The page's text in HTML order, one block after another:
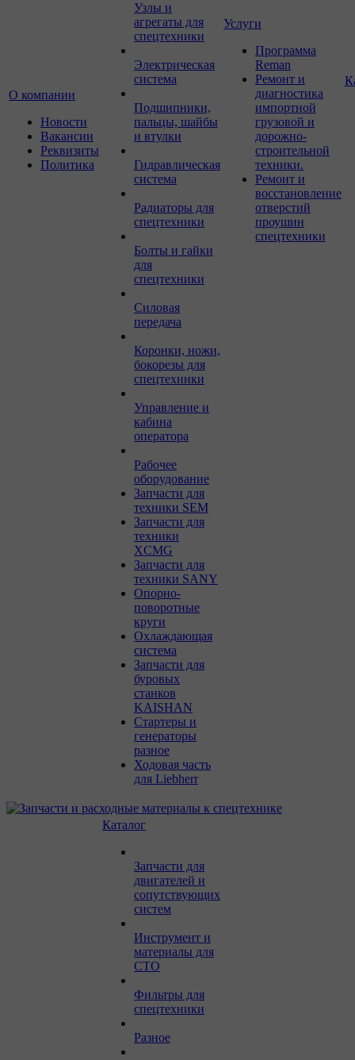
О компании
Новости
Вакансии
Реквизиты
Политика
Узлы и
агрегаты для
спецтехники
Электрическая
система
Подшипники,
пальцы, шайбы
и втулки
Гидравлическая
система
Радиаторы для
спецтехники
Болты и гайки
для
спецтехники
Силовая
передача
Коронки, ножи,
бокорезы для
спецтехники
Управление и
кабина
оператора
Рабочее
оборудование
Запчасти для
техники SEM
Запчасти для
техники
XCMG
Запчасти для
техники SANY
Опорно-
поворотные
круги
Охлаждающая
система
Запчасти для
буровых
станков
KAISHAN
Стартеры и
генераторы
разное
Ходовая часть
для Liebherr
Услуги
Программа
Reman
Ремонт и
диагностика
импортной
грузовой и
дорожно-
строительной
техники.
Ремонт и
восстановление
отверстий
проушин
спецтехники
Каталог
Запчасти для
двигателей и
сопутствующих
систем
Инструмент и
материалы для
СТО
Фильтры для
спецтехники
Разное